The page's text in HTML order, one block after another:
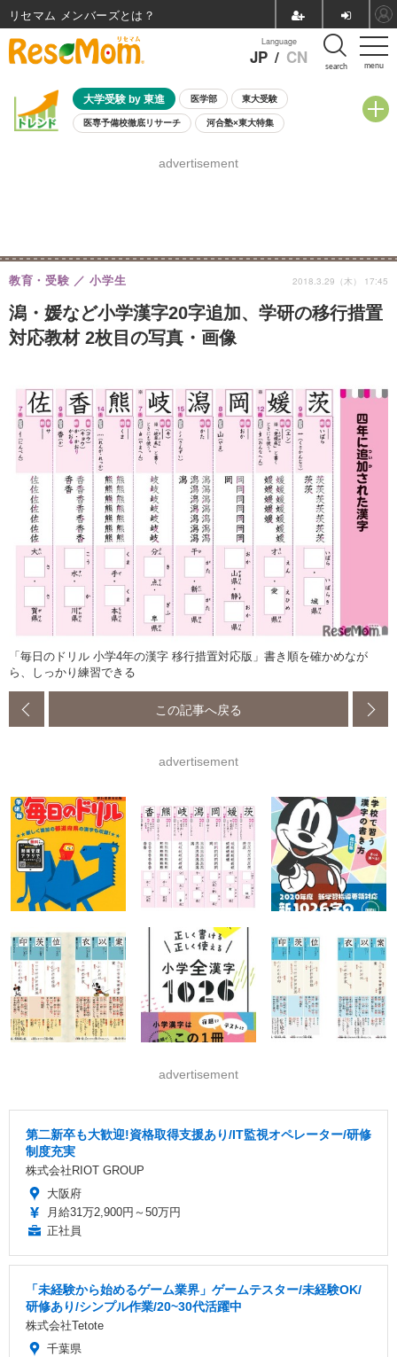
menu
Language
JP / CN search
大学受験 by 東進 医学部 東大受験
医専予備校徹底リサーチ 河合塾×東大特集
8月開催学校説明会・相談会
advertisement
潟・媛など小学漢字20字追加、学研の移行措置
対応教材 2枚目の写真・画像
教育・受験 小学生 2018.3.29（木） 17:45
「毎日のドリル 小学4年の漢字 移行措置対応版」書き順を確かめなが
ら、しっかり練習できる
この記事へ戻る
advertisement
advertisement
第二新卒も大歓迎!資格取得支援あり/IT監視オペレーター/研修
制度充実
株式会社RIOT GROUP
大阪府
月給31万2,900円～50万円
正社員
「未経験から始めるゲーム業界」ゲームテスター/未経験OK/
研修あり/シンプル作業/20~30代活躍中
株式会社Tetote
千葉県
リセマム メンバーズ